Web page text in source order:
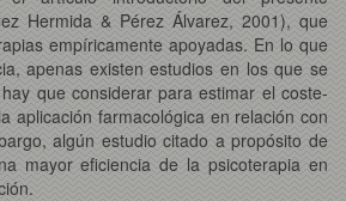
Hermida & Pérez Álvarez, 2001), que
empíricamente apoyadas. En lo que
apenas existen estudios en los que se
que considerar para estimar el coste-
aplicación farmacológica en relación con
algún estudio citado a propósito de
mayor eficiencia de la psicoterapia en